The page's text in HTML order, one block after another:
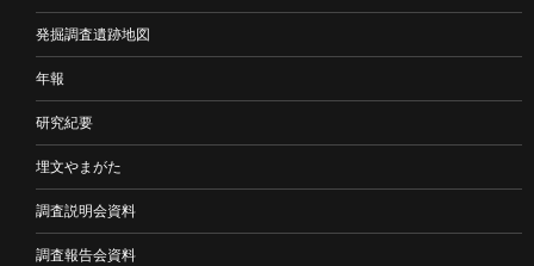
発掘調査遺跡地図
年報
研究紀要
埋文やまがた
調査説明会資料
調査報告会資料